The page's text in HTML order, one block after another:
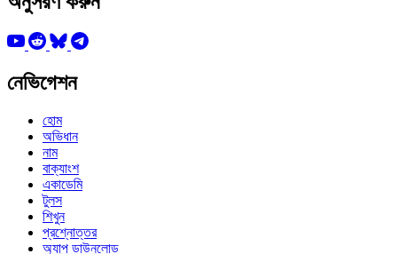
নেভিগেশন
হোম
অভিধান
নাম
বাক্যাংশ
একাডেমি
টুলস
শিখুন
প্রশ্নোত্তর
অ্যাপ ডাউনলোড